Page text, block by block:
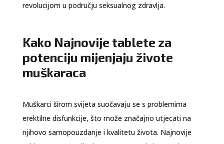
revolucijom u području seksualnog zdravlja.
Kako Najnovije tablete za
potenciju mijenjaju živote
muškaraca
Muškarci širom svijeta suočavaju se s problemima
erektilne disfunkcije, što može značajno utjecati na
njihovo samopouzdanje i kvalitetu života. Najnovije